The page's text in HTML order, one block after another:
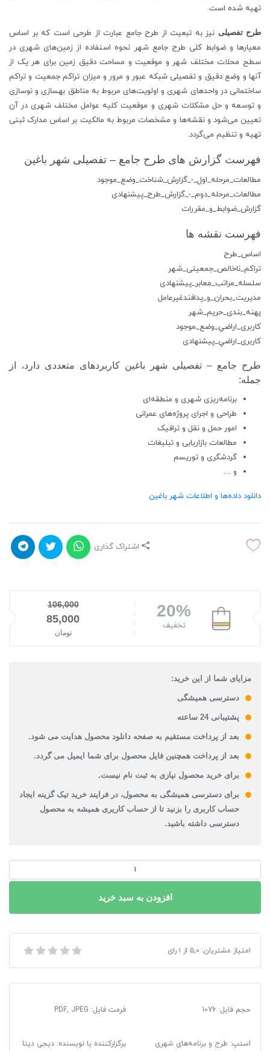
تهیه شده است.
طرح تفصیلی نیز به تبعیت از طرح جامع عبارت از طرحی است که بر اساس
معیارها و ضوابط کلی طرح جامع شهر نحوه استفاده از زمین‌های شهری در
سطح محلات مختلف شهر و موقعیت و مساحت دقیق زمین برای هر یک از
آنها و وضع دقیق و تفصیلی شبکه عبور و مرور و میزان تراکم جمعیت و تراکم
ساختمانی در واحدهای شهری و اولویت‌های مربوط به مناطق بهسازی و نوسازی
و توسعه و حل مشکلات شهری و موقعیت کلیه عوامل مختلف شهری در آن
تعیین می‌شود و نقشه‌ها و مشخصات مربوط به مالکیت بر اساس مدارک ثبتی
تهیه و تنظیم می‌گردد.
فهرست گزارش های طرح جامع – تفصیلی شهر باغین
مطالعات_مرحله_اول_-_گزارش_شناخت_وضع_موجود
مطالعات_مرحله_دوم_-_گزارش_طرح_پیشنهادی
گزارش_ضوابط_و_مقررات
فهرست نقشه ها
اساس_طرح
تراکم_ناخالص_جمعیتی_شهر
سلسله_مراتب_معابر_پیشنهادی
مدیریت_بحران_و_پدافندغیرعامل
پهنه_بندی_حریم_شهر
کاربری_اراضي_وضع_موجود
کاربری_اراضي_پیشنهادی
طرح جامع – تفصیلی شهر باغین کاربردهای متعددی دارد، از
جمله:
برنامه‌ریزی شهری و منطقه‌ای
طراحی و اجرای پروژه‌های عمرانی
امور حمل و نقل و ترافیک
مطالعات بازاریابی و تبلیغات
گردشگری و توریسم
و …
دانلود داده‌ها و اطلاعات شهر باغین
اشتراک گذاری
20%
تخفیف
106,000
قیمت اصلی: 106,000تومان بود.
85,000
تومان
مزایای شما از این خرید:
دسترسی همیشگی
پشتیبانی 24 ساعته
بعد از پرداخت مستقیم به صفحه دانلود محصول هدایت می شود.
بعد از پرداخت همچنین فایل محصول برای شما ایمیل می گردد.
برای خرید محصول نیازی به ثبت نام نیست.
برای دسترسی همیشگی به محصول، در فرایند خرید تیک گزینه ایجاد
حساب کاربری را بزنید تا از حساب کاریری همیشه به محصول
دسترسی داشته باشید.
طرح
-
باغین
+
آلبوم
افزودن به سبد خرید
دانلود طرح جامع – تفصیلی شهر باغین + آلبوم نقشه ها
امتیاز مشتریان: ۵,۰ از ۱ رای
حجم فایل: 1076 فرمت فایل:
PDF, JPEG
استپ: طرح و برنامه‌های شهری برگزارکننده یا نویسنده: دیجی دیتا